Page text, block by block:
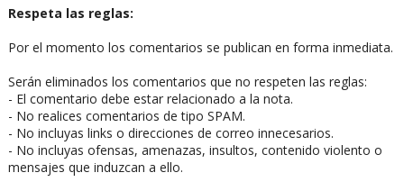
Respeta las reglas:
Por el momento los comentarios se publican en forma inmediata.
Serán eliminados los comentarios que no respeten las reglas:
- El comentario debe estar relacionado a la nota.
- No realices comentarios de tipo SPAM.
- No incluyas links o direcciones de correo innecesarios.
- No incluyas ofensas, amenazas, insultos, contenido violento o
mensajes que induzcan a ello.